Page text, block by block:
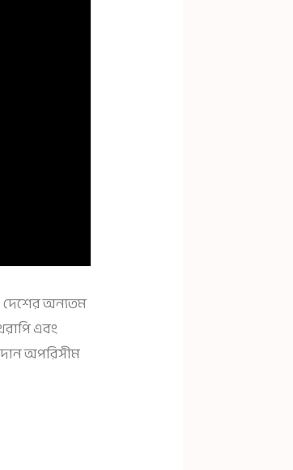
দেশের অন্যতম
এবং
অপরিসীম